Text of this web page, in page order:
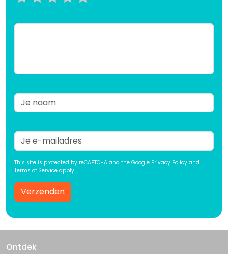
This site is protected by reCAPTCHA and the Google Privacy Policy and
Terms of Service apply.
Verzenden
Ontdek